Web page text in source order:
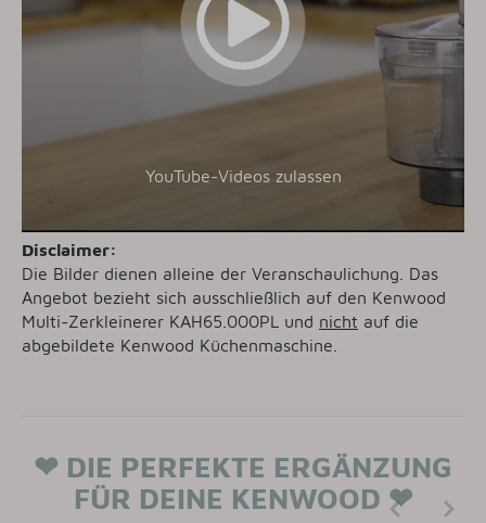
YouTube-Videos zulassen
Disclaimer:
Die Bilder dienen alleine der Veranschaulichung. Das
Angebot bezieht sich ausschließlich auf den Kenwood
Multi-Zerkleinerer KAH65.000PL und nicht auf die
abgebildete Kenwood Küchenmaschine.
❤ DIE PERFEKTE ERGÄNZUNG
FÜR DEINE KENWOOD ❤